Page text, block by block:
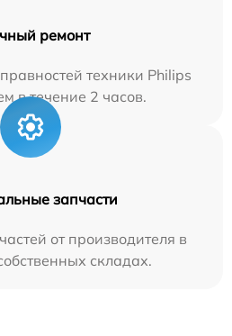
ремонт
техники Philips
в течение 2 часов.
запчасти
от производителя в
складах.